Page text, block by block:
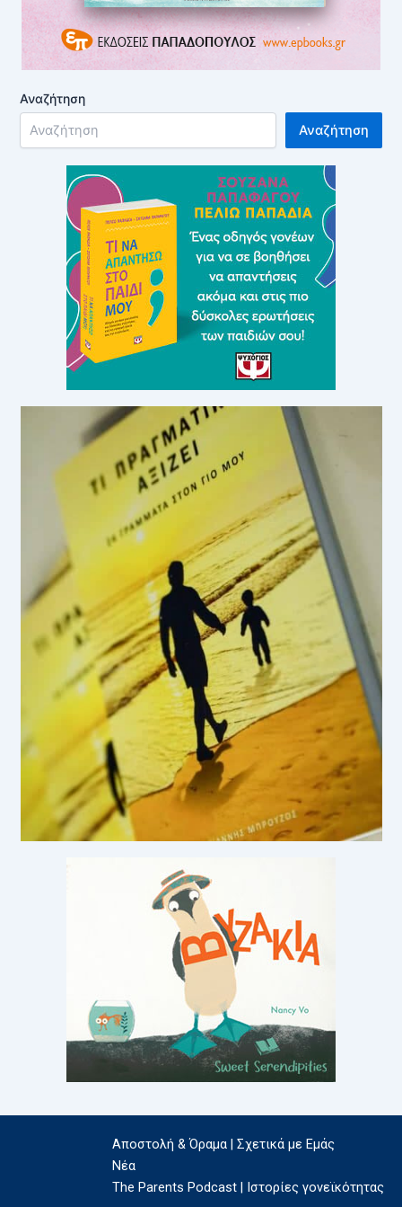
Αναζήτηση
Αναζήτηση
Αποστολή & Όραμα | Σχετικά με Εμάς
Νέα
The Parents Podcast | Ιστορίες γονεϊκότητας